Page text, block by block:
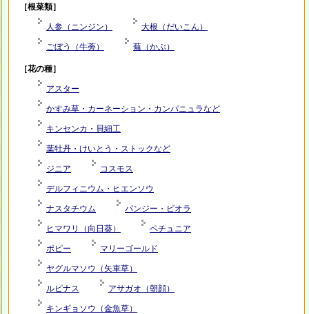
［根菜類］
人参（ニンジン） 大根（だいこん）
ごぼう（牛蒡） 蕪（かぶ）
［花の種］
アスター
かすみ草・カーネーション・カンパニュラなど
キンセンカ・貝細工
葉牡丹・けいとう・ストックなど
ジニア コスモス
デルフィニウム・ヒエンソウ
ナスタチウム パンジー・ビオラ
ヒマワリ（向日葵） ペチュニア
ポピー マリーゴールド
ヤグルマソウ（矢車草）
ルピナス アサガオ（朝顔）
キンギョソウ（金魚草）